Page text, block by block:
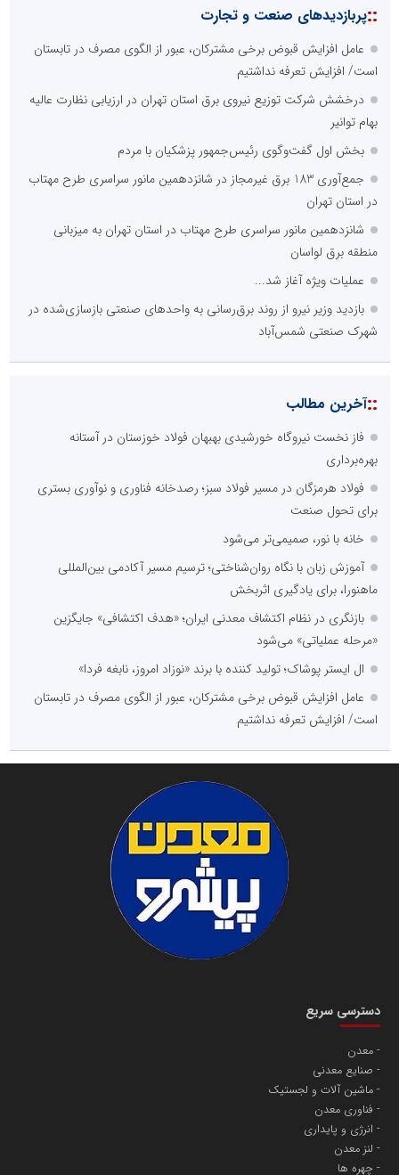
::پربازدیدهای صنعت و تجارت
عامل افزایش قبوض برخی مشترکان، عبور از الگوی مصرف در تابستان
است/ افزایش تعرفه نداشتیم
درخشش شرکت توزیع نیروی برق استان تهران در ارزیابی نظارت عالیه
بهام توانیر
بخش اول گفت‌وگوی رئیس‌جمهور پزشکیان با مردم
جمع‌آوری 183 برق غیرمجاز در شانزدهمین مانور سراسری طرح مهتاب
در استان تهران
شانزدهمین مانور سراسری طرح مهتاب در استان تهران به میزبانی
منطقه برق لواسان
عملیات ویژه آغاز شد...
بازدید وزیر نیرو از روند برق‌رسانی به واحدهای صنعتی بازسازی‌شده در
شهرک صنعتی شمس‌آباد
::آخرین مطالب
فاز نخست نیروگاه خورشیدی بهبهان فولاد خوزستان در آستانه
بهره‌برداری
فولاد هرمزگان در مسیر فولاد سبز؛ رصدخانه فناوری و نوآوری بستری
برای تحول صنعت
خانه با نور، صمیمی‌تر می‌شود
آموزش زبان با نگاه روان‌شناختی؛ ترسیم مسیر آکادمی بین‌المللی
ماهنورا، برای یادگیری اثربخش
بازنگری در نظام اکتشاف معدنی ایران؛ «هدف اکتشافی» جایگزین
«مرحله عملیاتی» می‌شود
ال ایستر پوشاک؛ تولید کننده با برند «نوزاد امروز، نابغه فردا»
عامل افزایش قبوض برخی مشترکان، عبور از الگوی مصرف در تابستان
است/ افزایش تعرفه نداشتیم
دسترسی سریع
معدن
صنایع معدنی
ماشین آلات و لجستیک
فناوری معدن
انرژی و پایداری
لنز معدن
چهره ها